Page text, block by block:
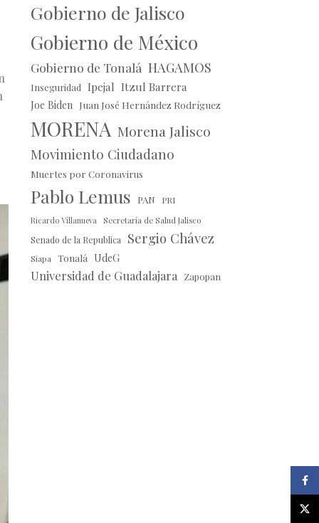
Gobierno de Jalisco
Gobierno de México
Gobierno de Tonalá HAGAMOS
Inseguridad Ipejal Itzul Barrera
Joe Biden Juan José Hernández Rodríguez
MORENA Morena Jalisco
Movimiento Ciudadano
Muertes por Coronavirus
Pablo Lemus PAN PRI
Ricardo Villanueva Secretaría de Salud Jalisco
Senado de la Republica Sergio Chávez
Siapa Tonalá UdeG
Universidad de Guadalajara Zapopan